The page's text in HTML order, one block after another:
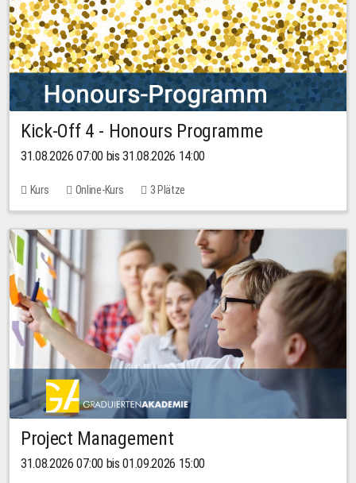
Kick-Off 4 - Honours Programme
31.08.2026 07:00 bis 31.08.2026 14:00
Kurs Online-Kurs 3 Plätze
Project Management
31.08.2026 07:00 bis 01.09.2026 15:00